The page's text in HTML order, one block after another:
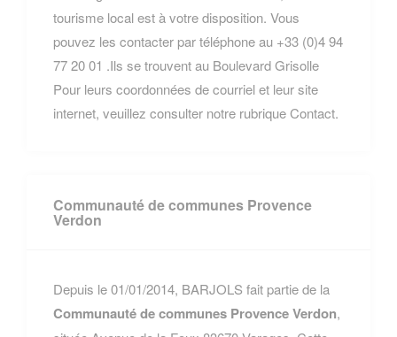
tourisme local est à votre disposition. Vous
pouvez les contacter par téléphone au +33 (0)4 94
77 20 01 .Ils se trouvent au Boulevard Grisolle
Pour leurs coordonnées de courriel et leur site
internet, veuillez consulter notre rubrique Contact.
Communauté de communes Provence
Verdon
Depuis le 01/01/2014, BARJOLS fait partie de la
Communauté de communes Provence Verdon,